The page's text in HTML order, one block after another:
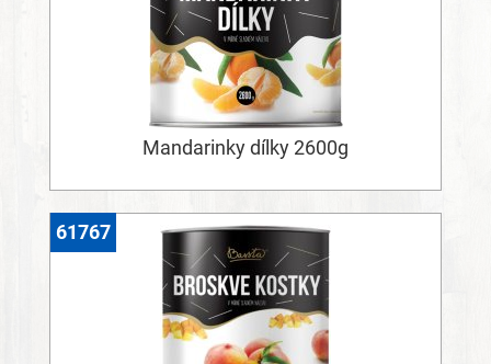
Mandarinky dílky 2600g
61767